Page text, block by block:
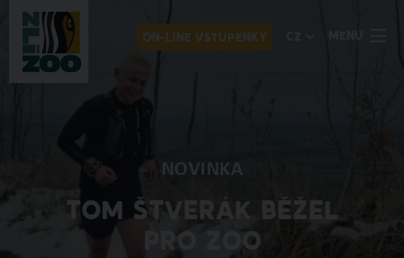
ON-LINE VSTUPENKY
NOVINKA
TOM ŠTVERÁK BĚŽEL
PRO ZOO